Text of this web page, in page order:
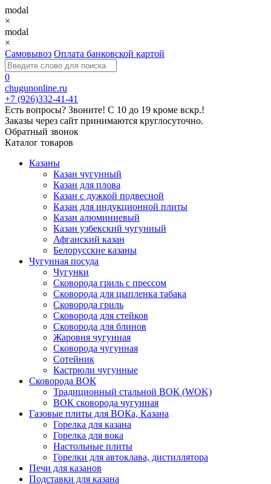
modal
×
modal
×
Самовывоз Оплата банковской картой
0
chugunonline.ru
+7 (926)332-41-41
Есть вопросы? Звоните! С 10 до 19 кроме вскр.!
Заказы через сайт принимаются круглосуточно.
Обратный звонок
Каталог товаров
Казаны
Казан чугунный
Казан для плова
Казан с дужкой подвесной
Казан для индукционной плиты
Казан алюминиевый
Казан узбекский чугунный
Афганский казан
Белорусские казаны
Чугунная посуда
Чугунки
Сковорода гриль с прессом
Сковорода для цыпленка табака
Сковорода гриль
Сковорода для стейков
Сковорода для блинов
Жаровня чугунная
Сковорода чугунная
Сотейник
Кастрюли чугунные
Сковорода ВОК
Традиционный стальной ВОК (WOK)
ВОК сковорода чугунная
Газовые плиты для ВОКа, Казана
Горелка для казана
Горелка для вока
Настольные плиты
Горелки для автоклава, дистиллятора
Печи для казанов
Подставки для казана